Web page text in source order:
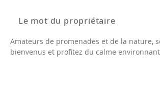
Le mot du propriétaire
Amateurs de promenades et de la nature,
bienvenus et profitez du calme